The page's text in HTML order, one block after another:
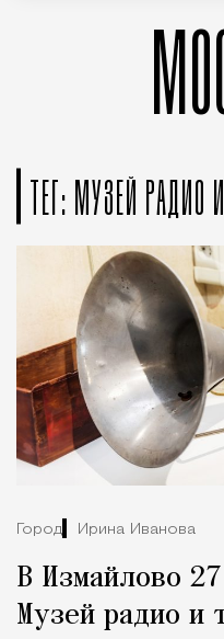
ТЕГ: МУЗЕЙ РАДИО
Город Ирина Иванова
В Измайлово
Музей радио и